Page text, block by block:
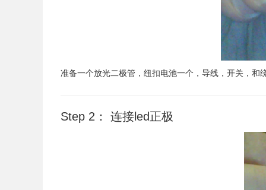
准备一个放光二极管，纽扣电池一个，导线，开关，和
Step 2： 连接led正极